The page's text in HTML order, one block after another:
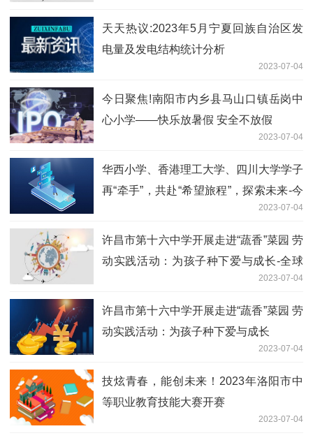
天天热议:2023年5月宁夏回族自治区发
电量及发电结构统计分析
2023-07-04
今日聚焦!南阳市内乡县马山口镇岳岗中
心小学——快乐放暑假 安全不放假
2023-07-04
华西小学、香港理工大学、四川大学学子
再“牵手”，共赴“希望旅程”，探索未来-今
2023-07-04
许昌市第十六中学开展走进“蔬香”菜园 劳
动实践活动：为孩子种下爱与成长-全球
2023-07-04
许昌市第十六中学开展走进“蔬香”菜园 劳
动实践活动：为孩子种下爱与成长
2023-07-04
技炫青春，能创未来！2023年洛阳市中
等职业教育技能大赛开赛
2023-07-04